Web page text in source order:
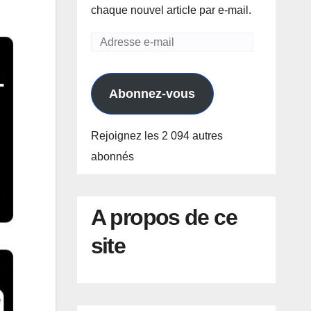
chaque nouvel article par e-mail.
Adresse
mail
Abonnez-vous
Rejoignez les 2 094 autres
abonnés
A propos de ce
site